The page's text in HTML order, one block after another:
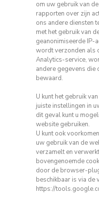
om uw gebruik van
rapporten over zijn
ons andere diensten
met het gebruik van
geanonimiseerde
wordt verzonden als
Analytics-service,
andere gegevens
bewaard.
U kunt het gebruik
juiste instellingen in
dit geval kunt u
website gebruiken.
U kunt ook
uw gebruik van de
verzamelt en
bovengenoemde
door de browser-
beschikbaar is via de
https://